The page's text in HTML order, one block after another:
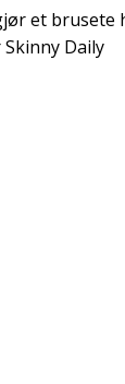
et brusete
Daily